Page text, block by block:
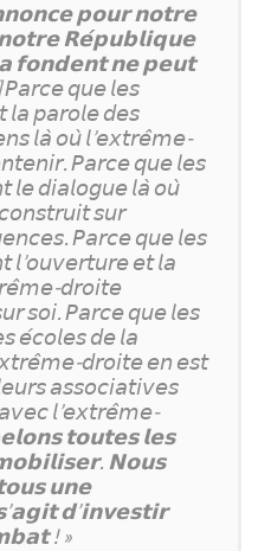
𝗽𝗼𝘂𝗿 𝗻𝗼𝘁𝗿𝗲
𝗥𝗲́𝗽𝘂𝗯𝗹𝗶𝗾𝘂𝗲
𝗳𝗼𝗻𝗱𝗲𝗻𝘁 𝗻𝗲 𝗽𝗲𝘂𝘁
𝘲𝘶𝘦 𝘭𝘦𝘴
𝘭𝘢 𝘱𝘢𝘳𝘰𝘭𝘦 𝘥𝘦𝘴
𝘭𝘢̀ 𝘰𝘶̀ 𝘭’𝘦𝘹𝘵𝘳𝘦̂𝘮𝘦-
𝘗𝘢𝘳𝘤𝘦 𝘲𝘶𝘦 𝘭𝘦𝘴
𝘭𝘦 𝘥𝘪𝘢𝘭𝘰𝘨𝘶𝘦 𝘭𝘢̀ 𝘰𝘶̀
𝘴𝘶𝘳
𝘗𝘢𝘳𝘤𝘦 𝘲𝘶𝘦 𝘭𝘦𝘴
𝘦𝘵 𝘭𝘢
𝘥𝘳𝘰𝘪𝘵𝘦
𝘴𝘰𝘪. 𝘗𝘢𝘳𝘤𝘦 𝘲𝘶𝘦 𝘭𝘦𝘴
𝘦́𝘤𝘰𝘭𝘦𝘴 𝘥𝘦 𝘭𝘢
𝘥𝘳𝘰𝘪𝘵𝘦 𝘦𝘯 𝘦𝘴𝘵
𝘢𝘴𝘴𝘰𝘤𝘪𝘢𝘵𝘪𝘷𝘦𝘴
𝘭’𝘦𝘹𝘵𝘳𝘦̂𝘮𝘦-
𝘁𝗼𝘂𝘁𝗲𝘀 𝗹𝗲𝘀
𝗡𝗼𝘂𝘀
𝘂𝗻𝗲
𝗱’𝗶𝗻𝘃𝗲𝘀𝘁𝗶𝗿
! »